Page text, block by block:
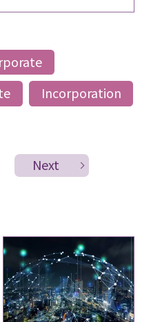
Incorporation
Next